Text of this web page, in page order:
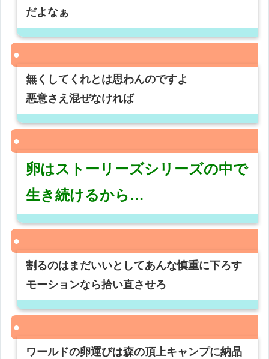
だよなぁ
無くしてくれとは思わんのですよ
悪意さえ混ぜなければ
卵はストーリーズシリーズの中で
生き続けるから…
割るのはまだいいとしてあんな慎重に下ろす
モーションなら拾い直させろ
ワールドの卵運びは森の頂上キャンプに納品